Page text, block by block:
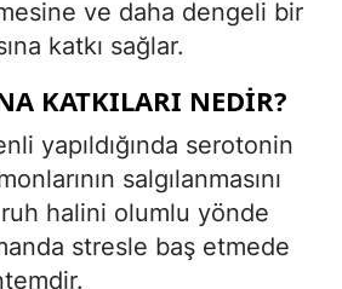
ve daha dengeli bir
katkı sağlar.
KATKILARI NEDIR?
yapıldığında serotonin
salgılanmasını
halini olumlu yönde
stresle baş etmede